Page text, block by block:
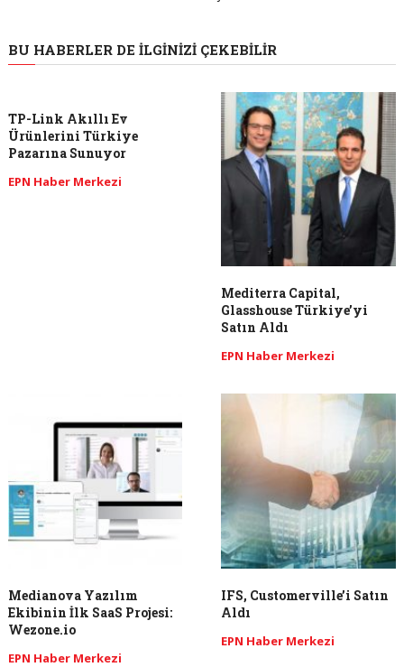
BU HABERLER DE İLGINIZI ÇEKEBILIR
TP-Link Akıllı Ev
Ürünlerini Türkiye
Pazarına Sunuyor
EPN Haber Merkezi
Mediterra Capital,
Glasshouse Türkiye’yi
Satın Aldı
EPN Haber Merkezi
Medianova Yazılım
Ekibinin İlk SaaS Projesi:
Wezone.io
EPN Haber Merkezi
IFS, Customerville’i Satın
Aldı
EPN Haber Merkezi